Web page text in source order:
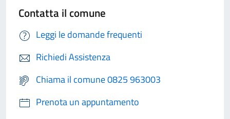
Contatta il comune
Leggi le domande frequenti
Richiedi Assistenza
Chiama il comune 0825 963003
Prenota un appuntamento